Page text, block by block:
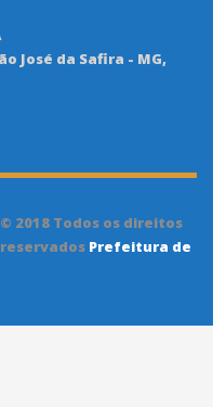
José da Safira - MG,
© 2018 Todos os direitos
reservados Prefeitura de